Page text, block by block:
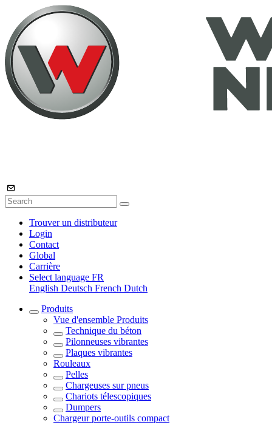
Trouver un distributeur
Login
Contact
Global
Carrière
Select language FR
English Deutsch French Dutch
Produits
Vue d'ensemble Produits
Technique du béton
Pilonneuses vibrantes
Plaques vibrantes
Rouleaux
Pelles
Chargeuses sur pneus
Chariots télescopiques
Dumpers
Chargeur porte-outils compact